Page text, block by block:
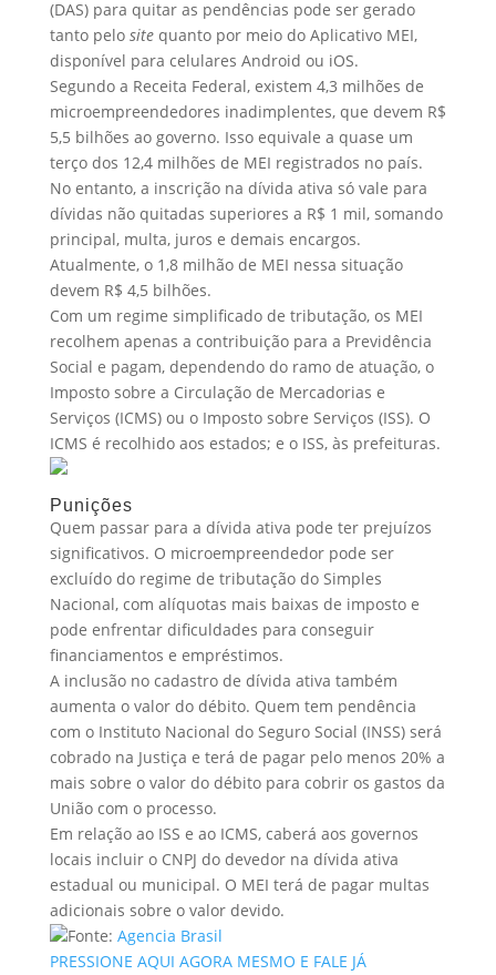
(DAS) para quitar as pendências pode ser gerado
tanto pelo site quanto por meio do Aplicativo MEI,
disponível para celulares Android ou iOS.
Segundo a Receita Federal, existem 4,3 milhões de
microempreendedores inadimplentes, que devem R$
5,5 bilhões ao governo. Isso equivale a quase um
terço dos 12,4 milhões de MEI registrados no país.
No entanto, a inscrição na dívida ativa só vale para
dívidas não quitadas superiores a R$ 1 mil, somando
principal, multa, juros e demais encargos.
Atualmente, o 1,8 milhão de MEI nessa situação
devem R$ 4,5 bilhões.
Com um regime simplificado de tributação, os MEI
recolhem apenas a contribuição para a Previdência
Social e pagam, dependendo do ramo de atuação, o
Imposto sobre a Circulação de Mercadorias e
Serviços (ICMS) ou o Imposto sobre Serviços (ISS). O
ICMS é recolhido aos estados; e o ISS, às prefeituras.
Punições
Quem passar para a dívida ativa pode ter prejuízos
significativos. O microempreendedor pode ser
excluído do regime de tributação do Simples
Nacional, com alíquotas mais baixas de imposto e
pode enfrentar dificuldades para conseguir
financiamentos e empréstimos.
A inclusão no cadastro de dívida ativa também
aumenta o valor do débito. Quem tem pendência
com o Instituto Nacional do Seguro Social (INSS) será
cobrado na Justiça e terá de pagar pelo menos 20% a
mais sobre o valor do débito para cobrir os gastos da
União com o processo.
Em relação ao ISS e ao ICMS, caberá aos governos
locais incluir o CNPJ do devedor na dívida ativa
estadual ou municipal. O MEI terá de pagar multas
adicionais sobre o valor devido.
Fonte: Agencia Brasil
PRESSIONE AQUI AGORA MESMO E FALE JÁ